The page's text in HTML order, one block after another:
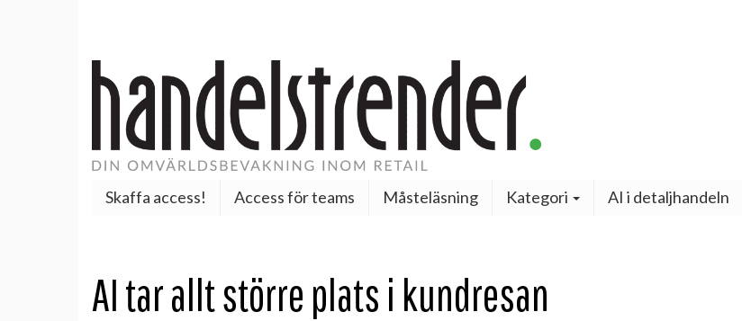
Skaffa access! Access för teams Måsteläsning Kategori AI i detaljhandeln
AI tar allt större plats i kundresan